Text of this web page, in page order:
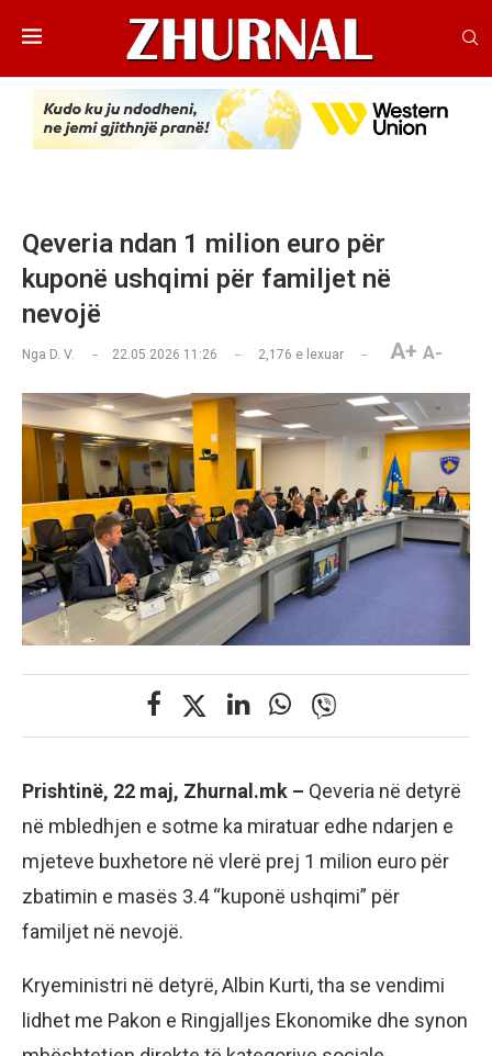
Qeveria ndan 1 milion euro për
kuponë ushqimi për familjet në
nevojë
Nga D. V. 22.05.2026 11:26 2,176 e lexuar A+ A-
Prishtinë, 22 maj, Zhurnal.mk – Qeveria në detyrë
në mbledhjen e sotme ka miratuar edhe ndarjen e
mjeteve buxhetore në vlerë prej 1 milion euro për
zbatimin e masës 3.4 “kuponë ushqimi” për
familjet në nevojë.
Kryeministri në detyrë, Albin Kurti, tha se vendimi
lidhet me Pakon e Ringjalljes Ekonomike dhe synon